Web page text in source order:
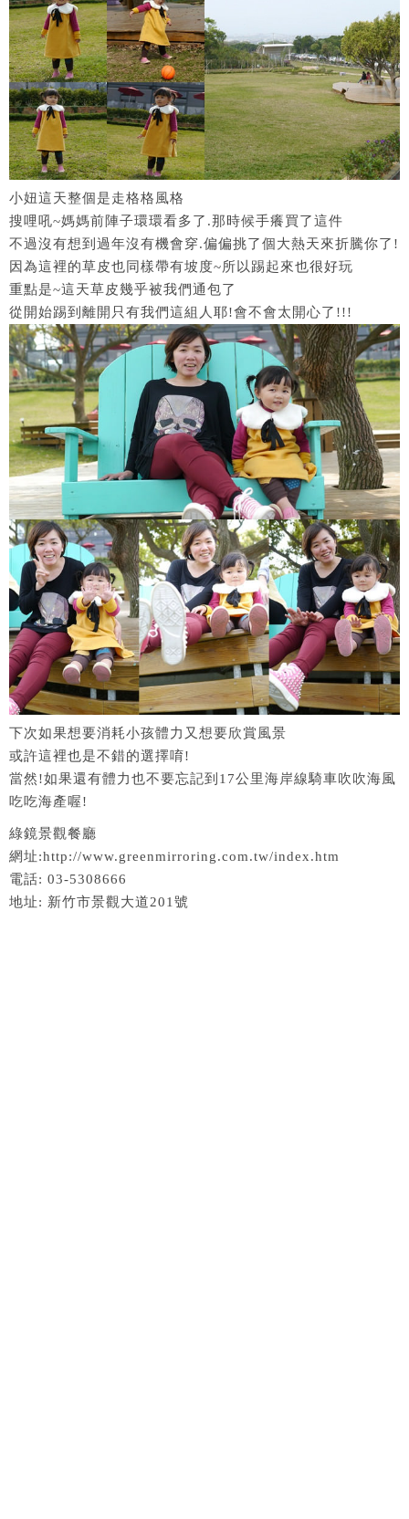
小妞這天整個是走格格風格
搜哩吼~媽媽前陣子環環看多了.那時候手癢買了這件
不過沒有想到過年沒有機會穿.偏偏挑了個大熱天來折騰你了!
因為這裡的草皮也同樣帶有坡度~所以踢起來也很好玩
重點是~這天草皮幾乎被我們通包了
從開始踢到離開只有我們這組人耶!會不會太開心了!!!
下次如果想要消耗小孩體力又想要欣賞風景
或許這裡也是不錯的選擇唷!
當然!如果還有體力也不要忘記到17公里海岸線騎車吹吹海風
吃吃海產喔!
綠鏡景觀餐廳
網址:http://www.greenmirroring.com.tw/index.htm
電話: 03-5308666
地址: 新竹市景觀大道201號